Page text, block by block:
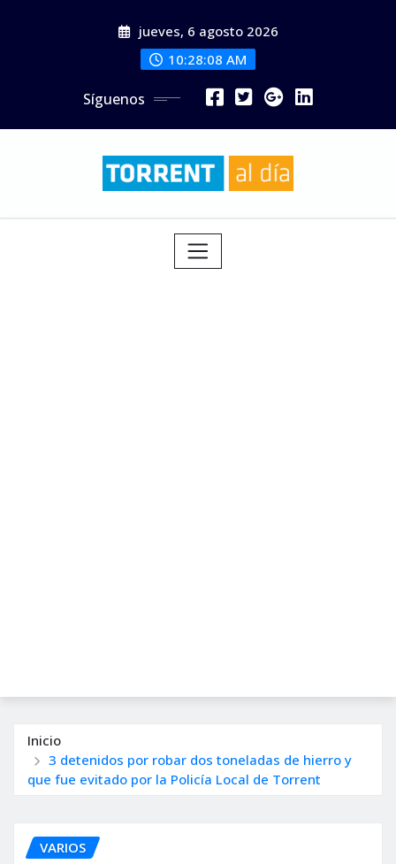
jueves, 6 agosto 2026
10:28:10 AM
Síguenos
Inicio
3 detenidos por robar dos toneladas de hierro y
que fue evitado por la Policía Local de Torrent
VARIOS